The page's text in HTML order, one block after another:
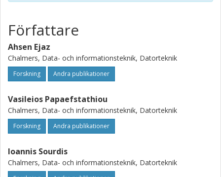
Författare
Ahsen Ejaz
Chalmers, Data- och informationsteknik, Datorteknik
Forskning Andra publikationer
Vasileios Papaefstathiou
Chalmers, Data- och informationsteknik, Datorteknik
Forskning Andra publikationer
Ioannis Sourdis
Chalmers, Data- och informationsteknik, Datorteknik